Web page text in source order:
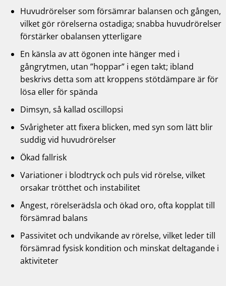
Huvudrörelser som försämrar balansen och gången,
vilket gör rörelserna ostadiga; snabba huvudrörelser
förstärker obalansen ytterligare
En känsla av att ögonen inte hänger med i
gångrytmen, utan ”hoppar” i egen takt; ibland
beskrivs detta som att kroppens stötdämpare är för
lösa eller för spända
Dimsyn, så kallad oscillopsi
Svårigheter att fixera blicken, med syn som lätt blir
suddig vid huvudrörelser
Ökad fallrisk
Variationer i blodtryck och puls vid rörelse, vilket
orsakar trötthet och instabilitet
Ångest, rörelserädsla och ökad oro, ofta kopplat till
försämrad balans
Passivitet och undvikande av rörelse, vilket leder till
försämrad fysisk kondition och minskat deltagande i
aktiviteter